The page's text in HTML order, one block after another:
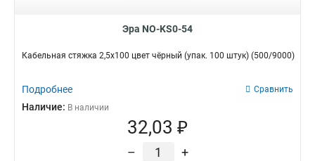
Эра NO-KS0-54
Кабельная стяжка 2,5х100 цвет чёрный (упак. 100 штук) (500/9000)
Подробнее Сравнить
Наличие: В наличии
32,03 ₽
– +